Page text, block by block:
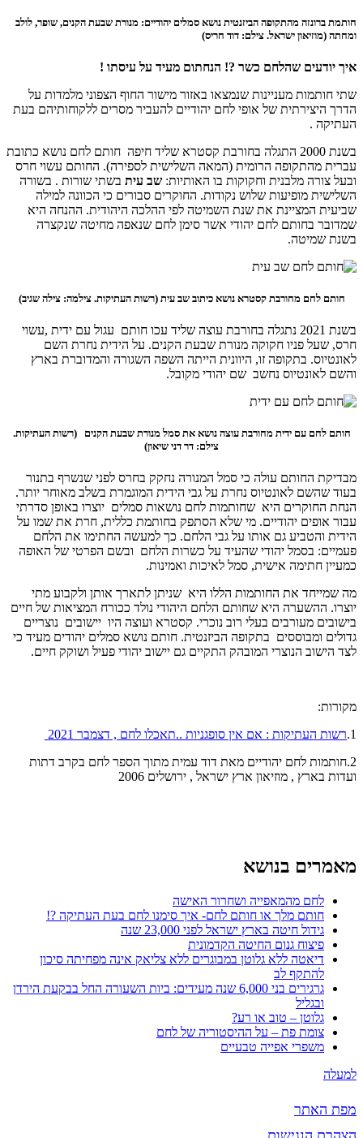
חותמת ברונזה מהתקופה הביזנטית נושא סמלים יהודיים: מנורת שבעת הקנים, שופר, לולב
ומחתה (מוזיאון ישראל. צילם: דוד חריס)
איך יודעים שהלחם כשר ?! הנחתום מעיד על עיסתו !
שתי חותמות מעניינות שנמצאו באזור מישור החוף הצפוני מלמדות על
הדרך היצירתית של אופי לחם יהודיים להעביר מסרים ללקוחותיהם בעת
העתיקה .
בשנת 2000 התגלה בחורבת קסטרא שליד חיפה חותם לחם נושא כתובת
עברית מהתקופה הרומית (המאה השלישית לספירה). החותם עשוי חרס
ובעל צורה מלבנית וחקוקות בו האותיות: שב עית בשתי שורות . בשורה
השלישית מופיעות שלוש נקודות. החוקרים סבורים כי הכוונה למילה
שביעית המציינת את שנת השמיטה לפי ההלכה היהודית. ההנחה היא
שמדובר בחותם לחם יהודי אשר סימן לחם שנאפה מחיטה שנקצרה
בשנת שמיטה.
חותם לחם מחורבת קסטרא נושא כיתובשב עית (רשות העתיקות. צילמה: צילה שגיב)
בשנת 2021 נתגלה בחורבת עוצה שליד עכו חותם עגול עם ידית ,עשוי
חרס, שעל פניו חקוקה מנורת שבעת הקנים. על הידית נחרת השם
לאונטיוס. בתקופה זו, היוונית הייתה השפה השגורה והמדוברת בארץ
והשם לאונטיוס נחשב שם יהודי מקובל.
חותם לחם עם ידית מחורבת עוצה נושא את סמל מנורת שבעת הקנים (רשות העתיקות.
צילם: דר דני שיאון)
מבדיקת החותם עולה כי סמל המנורה נחקק בחרס לפני שנשרף בתנור
בעוד שהשם לאונטיוס נחרת על גבי הידית המוגמרת בשלב מאוחר יותר.
הנחת החוקרים היא שחותמות לחם נושאות סמלים יוצרו באופן סדרתי
עבור אופים יהודיים. מי שלא הסתפק בחותמת כללית, חרת את שמו על
הידית והטביע גם אותו על גבי הלחם. כך למעשה החתימו את הלחם
פעמיים: בסמל יהודי שהעיד על כשרות הלחם ובשם הפרטי של האופה
כמעיין חתימה אישית, סמל לאיכות ואמינות.
מה שמייחד את החותמות הללו היא שניתן לתארך אותן ולקבוע מתי
יוצרו. ההשערה היא שחותם הלחם היהודי נולד ככורח המציאות של חיים
בישובים מעורבים בעלי רוב נוכרי. קסטרא ועוצה היו יישובים נוצריים
גדולים ומבוססים בתקופה הביזנטית. חותם נושא סמלים יהודים מעיד כי
לצד הישוב הנוצרי המובהק התקיים גם יישוב יהודי פעיל ושוקק חיים.
מקורות:
1. רשות העתיקות : אם אין סופגניות ..תאכלו לחם , דצמבר 2021
2.חותמות לחם יהודיים מאת דוד עמית מתוך הספר לחם בקרב דתות
ועדות בארץ , מוזיאון ארץ ישראל , ירושלים 2006
מאמרים בנושא
לחם מהמאפייה ושחרור האישה
חותם מלך או חותם לחם- איך סימנו לחם בעת העתיקה ?!
גידול חיטה בארץ ישראל לפני 23,000 שנה
פיצוח גנום החיטה הקדמונית
דיאטה ללא גלוטן במבוגרים ללא צליאק אינה מפחיתה סיכון
להתקף לב
גרגירים בני 6,000 שנה מעידים: ביות השעורה החל בבקעת הירדן
ובגליל
גלוטן – טוב או רע?
צומת פת – על ההיסטוריה של לחם
משפרי אפייה טבעיים
למעלה
מפת האתר